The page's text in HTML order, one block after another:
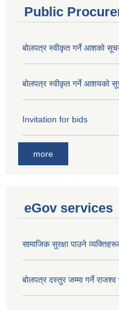
Public
बोलपत्र स्वीकृत गर्ने आशको
बोलपत्र स्वीकृत गर्ने आशयको
Invitation for bids
more
eGov services
सामाजिक सुरक्षा पाउने
बोलपत्र दस्तुर जम्मा गर्ने